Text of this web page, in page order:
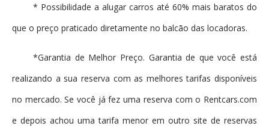
* Possibilidade a alugar carros até 60% mais baratos do
que o preço praticado diretamente no balcão das locadoras.
*Garantia de Melhor Preço. Garantia de que você está
realizando a sua reserva com as melhores tarifas disponíveis
no mercado. Se você já fez uma reserva com o Rentcars.com
e depois achou uma tarifa menor em outro site de reservas